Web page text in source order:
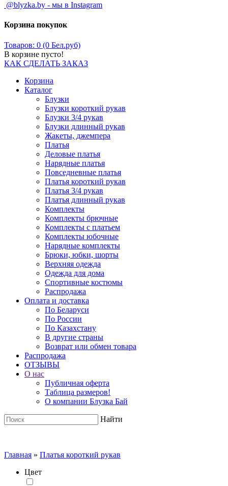
@blyzka.by - мы в Instagram
Корзина покупок
Товаров: 0 (0 Бел.руб)
В корзине пусто!
КАК СДЕЛАТЬ ЗАКАЗ
Корзина
Каталог
Блузки
Блузки короткий рукав
Блузки 3/4 рукав
Блузки длинный рукав
Жакеты, джемпера
Платья
Деловые платья
Нарядные платья
Повседневные платья
Платья короткий рукав
Платья 3/4 рукав
Платья длинный рукав
Комплекты
Комплекты брючные
Комплекты с платьем
Комплекты юбочные
Нарядные комплекты
Брюки, юбки, шорты
Верхняя одежда
Одежда для дома
Спортивные костюмы
Распродажа
Оплата и доставка
По Беларуси
По России
По Казахстану
В другие страны
Возврат или обмен товара
Распродажа
ОТЗЫВЫ
О нас
Публичная оферта
Таблица размеров!
О компании Блузка Бай
Найти
Главная » Платья короткий рукав
Цвет